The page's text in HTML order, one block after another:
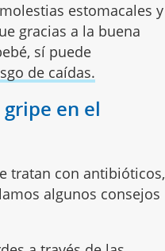
estomacales y
gracias a la buena
sí puede
de caídas.
en el
tratan con antibióticos,
algunos consejos